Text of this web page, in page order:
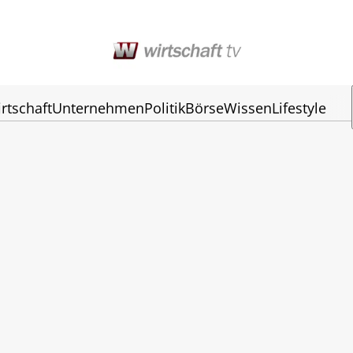
UnternehmenPolitikBörseWissenLifestyle